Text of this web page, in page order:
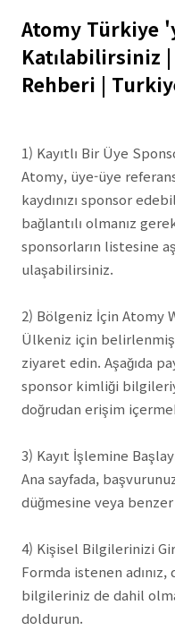
Atomy Türkiye
Katılabilirsiniz
Rehberi |
1) Kayıtlı Bir Üye
Atomy, üye-üye
kaydınızı sponsor
bağlantılı olmanız
sponsorların listesine
ulaşabilirsiniz.
2) Bölgeniz İçin Atomy
Ülkeniz için
ziyaret edin. Aşağıda
sponsor kimliği
doğrudan erişim
3) Kayıt İşlemine
Ana sayfada,
düğmesine veya
4) Kişisel Bilgilerinizi
Formda istenen
bilgileriniz de dahil
doldurun.